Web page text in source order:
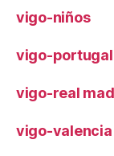
vigo-niños
vigo-portugal
vigo-real
vigo-valencia